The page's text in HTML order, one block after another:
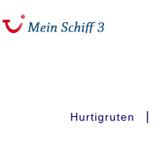
Hurtigruten